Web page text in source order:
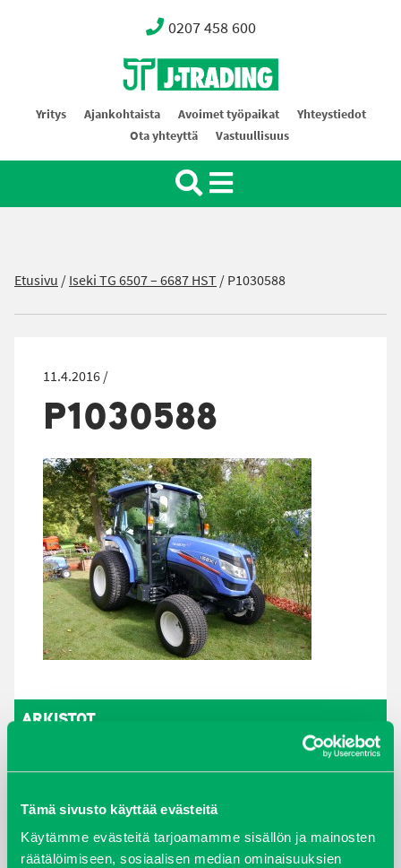
Tämä sivusto käyttää evästeitä
Käytämme evästeitä tarjoamamme sisällön ja mainosten
räätälöimiseen, sosiaalisen median ominaisuuksien
0207 458 600
Oy J-Trading Ab
Yritys Ajankohtaista Avoimet työpaikat
Yhteystiedot
Ota yhteyttä
Vastuullisuus
Etusivu /Iseki TG 6507 – 6687 HST/P1030588
11.4.2016 /
P1030588
ARKISTOT
elokuu 2024
syyskuu 2023